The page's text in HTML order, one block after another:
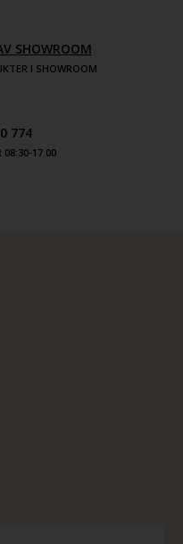
SHOWROOM
I SHOWROOM
774
08:30-17.00